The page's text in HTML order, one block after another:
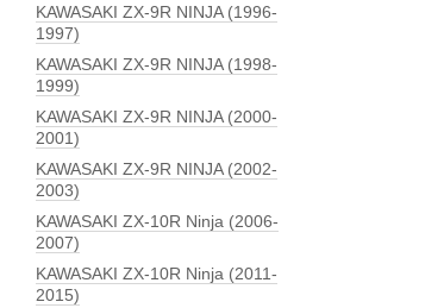
KAWASAKI ZX-9R NINJA (1996-
1997)
KAWASAKI ZX-9R NINJA (1998-
1999)
KAWASAKI ZX-9R NINJA (2000-
2001)
KAWASAKI ZX-9R NINJA (2002-
2003)
KAWASAKI ZX-10R Ninja (2006-
2007)
KAWASAKI ZX-10R Ninja (2011-
2015)